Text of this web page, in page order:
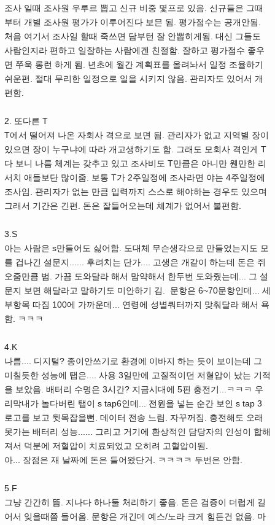
조사 일때 조사원 우루르 뽑고 신규 비중 몇프로 있음. 신규들은 그때
부터 개별 조사원 평가가 이루어진다 보믄 됨. 평가점수는 공개안됨.
처음 여기서 조사일 할때 죽쓰면 담부턴 잘 안뽑히게됨. 대신 그들도
사람인지라 편하고 일잘하는 사람에겐 친절함. 잘하고 평가점수 좋우
면 쭈욱 롱런 하게 됨. 년초에 월간 계획표를 올려놔서 일정 조율하기
쉬운편. 절대 무리한 일정으로 일을 시키지 않음. 관리자도 있어서 개
편함.
2. 또다른 T
T에서 떨어져 나온 자회사 격으로 보면 됨. 관리자가 없고 지역별 장이
있으면 장이 누구냐에 따라 개고생하기도 함. 그래도 모회사 격인게 T
다 보니 나름 체계는 갖추고 있고 조사비도 T만큼은 아니만 웬만한 리
서치 애들보단 많이줌. 보통 T가 2주일정에 조사라면 야는 4주일정에
조사임. 관리자가 없는 만큼 입력까지 스스로 해야하는 경우도 있으며
그래서 기간은 긴편. 돈은 잘들어오는데 체계가 없어서 불편함.
3.S
아는 사람은 s만들어도 싫어함. 도대체 무슨생각으로 만들었는지도 모
를 겁나긴 설문지...... 후려치는 단가.... 고생은 개같이 하는데 돈은 쥐
오줌만큼 범. 가끔 도와달라 해서 맘약해서 한두번 도와줬는데... 그 설
문지 보면 해달라고 말하기도 미안하기 김. 문항은 6~70문항인데... 세
부항목 따짐 100에 가까운데... 연령에 성별쿼터까지 맞춰달라 해서 욕
함. ㅋㅋㅋ
4.K
나름.... 디지털? 종이안쓰기로 환경에 이바지 하는 듯이 보이는데 그
미칠듯한 성능에 탭은.... 사용 3일만에 고질적이던 저혈압이 났는 기적
을 보았음. 배터리 수명은 3시간? 지금시대에 5핀 충전기...ㅋㅋㅋ 우
리막내가 놀다버린 탭이 s tap6인데... 전원을 넣는 순간 보인 s tap 3
로고를 보고 뒷목잡을뻔. 데이터 전송 느림. 자꾸꺼짐. 충전해도 오래
못가는 배터리 성능...... 그리고 거기에 환상적인 담당자의 인성이 합해
져서 덕분에 저혈압이 치료되었고 오히려 고혈압이됨.
아... 장점은 재 날짜에 돈은 들어왔단거. ㅋㅋㅋㅋ 두번은 안함.
5.F
그냥 간간히 뜸. 지나다 하나둘 처리하기 좋음. 돈은 검증이 더럽게 길
어서 잊을때쯤 들어옴. 문항은 개긴데 예스/노라 크게 힘든건 없음. 마